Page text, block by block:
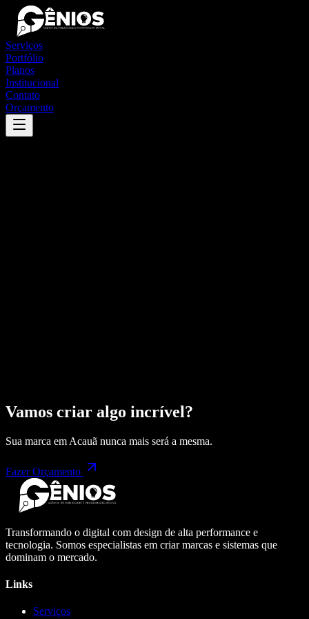
Serviços
Portfólio
Planos
Institucional
Contato
Orçamento
Vamos criar algo incrível?
Sua marca em Acauã nunca mais será a mesma.
Fazer Orçamento
Transformando o digital com design de alta performance e
tecnologia. Somos especialistas em criar marcas e sistemas que
dominam o mercado.
Links
Serviços